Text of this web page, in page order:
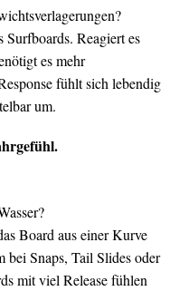
Reagiert es
es mehr
fühlt sich lebendig
um.
Board aus einer Kurve
bei Snaps, Tail Slides oder
mit viel Release fühlen